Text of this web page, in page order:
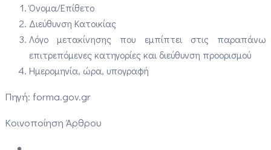
Όνομα/Επίθετο
Διεύθυνση Κατοικίας
Λόγο μετακίνησης που εμπίπτει στις παραπάνω
επιτρεπόμενες κατηγορίες και διεύθυνση προορισμού
Ημερομηνία, ώρα, υπογραφή
Πηγή: forma.gov.gr
Κοινοποίηση Άρθρου